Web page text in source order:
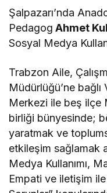
Şalpazarı’nda
Pedagog Ahmet
Sosyal Medya
Trabzon Aile,
Müdürlüğü’ne
Merkezi ile beş ilçe
birliği bünyesinde;
yaratmak ve
etkileşim sağlamak
Medya Kullanımı,
Empati ve iletişim